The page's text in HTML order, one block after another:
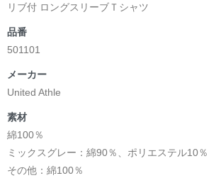
リブ付 ロングスリーブＴシャツ
品番
501101
メーカー
United Athle
素材
綿100％
ミックスグレー：綿90％、ポリエステル10％
その他：綿100％